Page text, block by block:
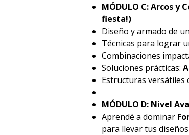
MÓDULO C: Arcos y
fiesta!)
Diseño y armado de un
Técnicas para lograr
Combinaciones
Soluciones prácticas:
Estructuras versátiles
MÓDULO D: Nivel
Aprendé a dominar
para llevar tus